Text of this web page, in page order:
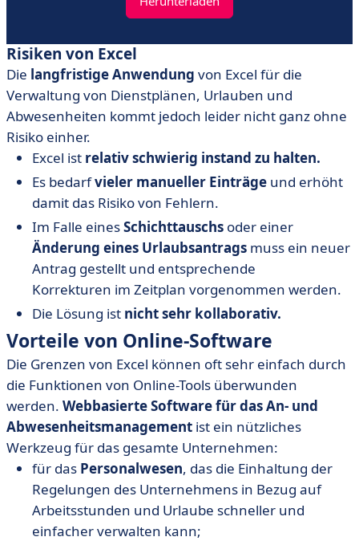
Risiken von Excel
Die langfristigeAnwendung von Excel für die
Verwaltung von Dienstplänen, Urlauben und
Abwesenheiten kommt jedoch leider nicht ganz ohne
Risiko einher.
Excel ist relativ schwierig instand zu halten.
Es bedarfvieler manueller Einträge und erhöht
damit das Risiko von Fehlern.
Im Falle einesSchichttauschs oder einer
Änderung eines Urlaubsantrags muss ein neuer
Antrag gestellt und entsprechende
Korrekturen im Zeitplan vorgenommen werden.
Die Lösung ist nicht sehr kollaborativ.
Vorteile von Online-Software
Die Grenzen von Excel können oft sehr einfach durch
die Funktionen von Online-Tools überwunden
werden. Webbasierte Software für das An- und
Abwesenheitsmanagement ist ein nützliches
Werkzeug für das gesamte Unternehmen:
für das Personalwesen, das die Einhaltung der
Regelungen des Unternehmens in Bezug auf
Arbeitsstunden und Urlaube schneller und
einfacher verwalten kann;